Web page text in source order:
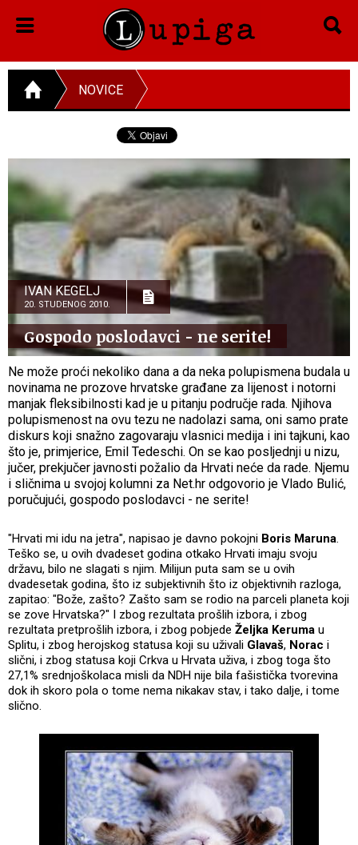
NOVICE
IVAN KEGELJ
20. STUDENOG 2010.
Gospodo poslodavci - ne serite!
Ne može proći nekoliko dana a da neka polupismena budala u
novinama ne prozove hrvatske građane za lijenost i notorni
manjak fleksibilnosti kad je u pitanju područje rada. Njihova
polupismenost na ovu tezu ne nadolazi sama, oni samo prate
diskurs koji snažno zagovaraju vlasnici medija i ini tajkuni, kao
što je, primjerice, Emil Tedeschi. On se kao posljednji u nizu,
jučer, prekjučer javnosti požalio da Hrvati neće da rade. Njemu
i sličnima u svojoj kolumni za Net.hr odgovorio je Vlado Bulić,
poručujući, gospodo poslodavci - ne serite!
"Hrvati mi idu na jetra", napisao je davno pokojni Boris Maruna.
Teško se, u ovih dvadeset godina otkako Hrvati imaju svoju
državu, bilo ne slagati s njim. Milijun puta sam se u ovih
dvadesetak godina, što iz subjektivnih što iz objektivnih razloga,
zapitao: "Bože, zašto? Zašto sam se rodio na parceli planeta koji
se zove Hrvatska?" I zbog rezultata prošlih izbora, i zbog
rezultata pretprošlih izbora, i zbog pobjede Željka Keruma u
Splitu, i zbog herojskog statusa koji su uživali Glavaš, Norac i
slični, i zbog statusa koji Crkva u Hrvata uživa, i zbog toga što
27,1% srednjoškolaca misli da NDH nije bila fašistička tvorevina
dok ih skoro pola o tome nema nikakav stav, i tako dalje, i tome
slično.